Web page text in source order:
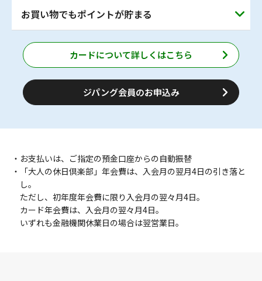
＜割引条件＞
ご購入時、およびご旅行時には、「ジパング倶楽部会員手
帳（会員証一体型）」が必要です。
※割引は片道で101キロ以上ご利用の場合のみとなります。
※一部、割引にならない列車（東海道新幹線「のぞみ」、
山陽・九州新幹線「みずほ」を含む）・設備・期間（4月
27日～5月6日、8月10日～8月19日、12月28日～1月6日
の全期間）があります。
JR東日本やJR北海道のフリーエリアが乗り放題のきっぷ
のおトクなきっぷやツアーをご利用いただけます。
お買い物でもポイントが貯まる
JR東日本沿線の駅ビルなど「JRE POINT加盟店」でお買い
物をする際にカードを提示いただくと、100円（税抜）※1
につきJRE POINTが1ポイント貯まります。
※軽減税率適用の有無にかかわらず、お買い上げ金額から
8%分を差し引いて税抜金額相当といたします。
カードについて詳しくはこちら
ジパング会員のお申込み
・お支払いは、ご指定の預金口座からの自動振替
・「大人の休日倶楽部」年会費は、入会月の翌月4日の引き落と
し。
ただし、初年度年会費に限り入会月の翌々月4日。
カード年会費は、入会月の翌々月4日。
いずれも金融機関休業日の場合は翌営業日。